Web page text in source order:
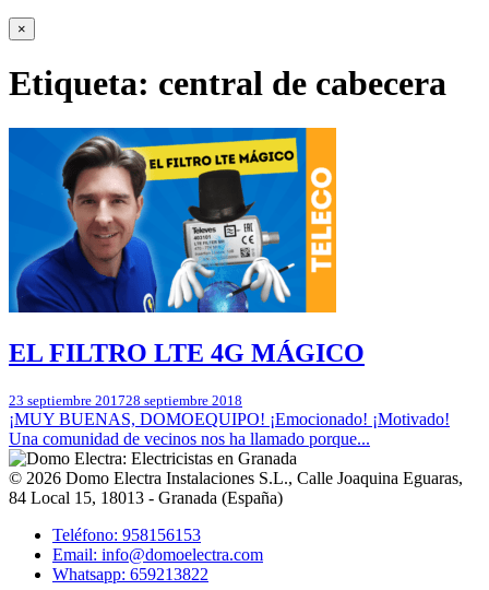
×
Etiqueta: central de cabecera
EL FILTRO LTE 4G MÁGICO
23 septiembre 201728 septiembre 2018
¡MUY BUENAS, DOMOEQUIPO! ¡Emocionado! ¡Motivado!
Una comunidad de vecinos nos ha llamado porque...
© 2026 Domo Electra Instalaciones S.L., Calle Joaquina Eguaras,
84 Local 15, 18013 - Granada (España)
Teléfono: 958156153
Email: info@domoelectra.com
Whatsapp: 659213822